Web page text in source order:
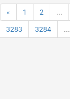
« 1 2 ...
3283 3284 ...